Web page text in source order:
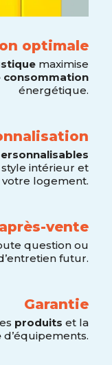
optimale
maximise
consommation
énergétique.
intérieur et
logement.
vente
question ou
futur.
Garantie
produits et la
d’équipements.